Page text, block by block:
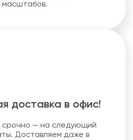
масштабов.
доставка в офис!
срочно — на следующий
Доставляем даже в